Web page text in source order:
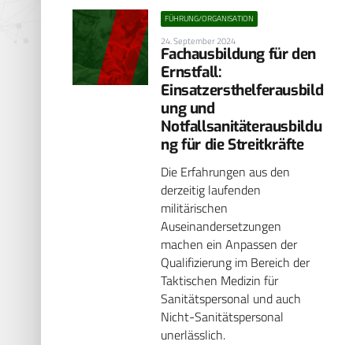
FÜHRUNG/ORGANISATION
24. September 2024
Fachausbildung für den
Ernstfall:
Einsatzersthelferausbild
ung und
Notfallsanitäterausbildu
ng für die Streitkräfte
Die Erfahrungen aus den
derzeitig laufenden
militärischen
Auseinandersetzungen
machen ein Anpassen der
Qualifizierung im Bereich der
Taktischen Medizin für
Sanitätspersonal und auch
Nicht-Sanitätspersonal
unerlässlich.